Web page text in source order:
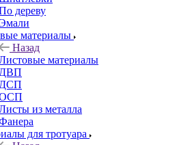
дереву
материалы
Назад
материалы
ДВП
ДСП
из металла
для тротуара